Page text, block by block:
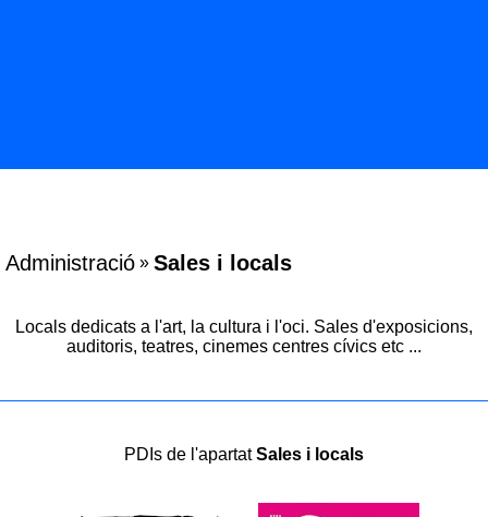
Administració » Sales i locals
Locals dedicats a l'art, la cultura i l'oci. Sales d'exposicions,
auditoris, teatres, cinemes centres cívics etc ...
PDIs de l'apartatSales i locals